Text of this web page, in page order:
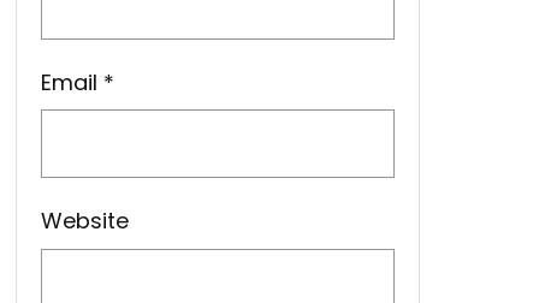
Email *
Website